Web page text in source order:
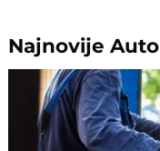
NajnovijeAuto